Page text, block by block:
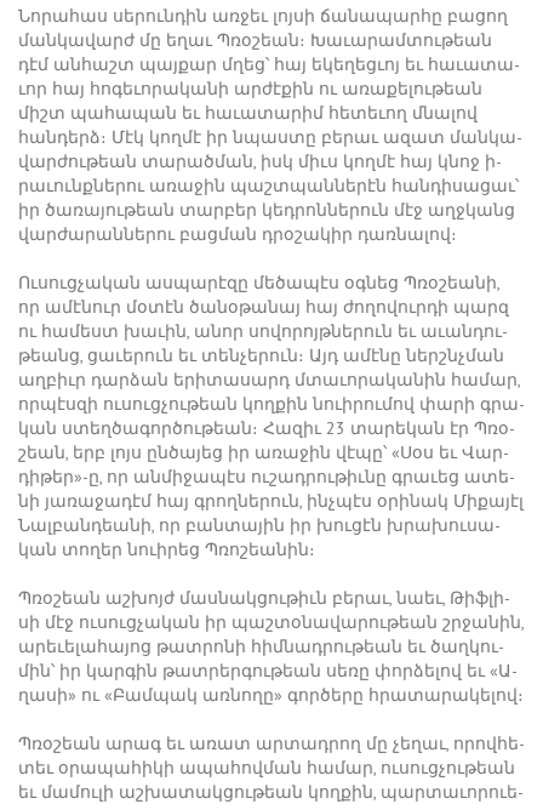
Նո­րա­հաս սե­րուն­դին առ­ջեւ լոյ­սի ճա­նա­պար­հը բա­ցող
ման­կա­վարժ մը ե­ղաւ Պ­ռօ­շեան։ Խա­ւա­րամ­տու­թեան
դէմ ան­հաշտ պայ­քար մղեց՝ հայ ե­կե­ղեց­ւոյ եւ հա­ւա­տա­
ւոր հայ հո­գե­ւո­րա­կա­նի ար­ժէ­քին ու ա­ռա­քե­լու­թեան
միշտ պա­հա­պան եւ հա­ւա­տա­րիմ հե­տե­ւող մնա­լով
հան­դերձ։ ­Մէկ կող­մէ իր նպաս­տը բե­րաւ ա­զատ ման­կա­
վար­ժու­թեան տա­րած­ման, իսկ միւս կող­մէ հայ կնոջ ի­
րա­ւունք­նե­րու ա­ռա­ջին պաշտ­պան­նե­րէն հան­դի­սա­ցաւ՝
իր ծա­ռա­յու­թեան տար­բեր կեդ­րոն­նե­րուն մէջ աղջ­կանց
վար­ժա­րան­նե­րու բաց­ման դրօ­շա­կիր դառ­նա­լով։
Ու­սուց­չա­կան աս­պա­րէ­զը մե­ծա­պէս օգ­նեց Պ­ռօ­շեա­նի,
որ ա­մէ­նուր մօ­տէն ծա­նօ­թա­նայ հայ ժո­ղո­վուր­դի պարզ
ու հա­մեստ խա­ւին, ա­նոր սո­վո­րոյթ­նե­րուն եւ ա­ւան­դու­
թեանց, ցա­ւե­րուն եւ տեն­չե­րուն։ Այդ ա­մէ­նը ներշնչ­ման
աղ­բիւր դար­ձան ե­րի­տա­սարդ մտա­ւո­րա­կա­նին հա­մար,
որ­պէս­զի ու­սուց­չու­թեան կող­քին նո­ւի­րու­մով փա­րի գրա­
կան ստեղ­ծա­գոր­ծու­թեան։ ­Հա­զիւ 23 տա­րե­կան էր Պ­ռօ­
շեան, երբ լոյս ըն­ծա­յեց իր ա­ռա­ջին վէ­պը՝ «­Սօս եւ ­Վար­
դի­թեր»-ը, որ ան­մի­ջա­պէս ու­շադ­րու­թիւ­նը գրա­ւեց ա­տե­
նի յա­ռա­ջա­դէմ հայ գրող­նե­րուն, ինչ­պէս օ­րի­նակ Մի­քա­յէլ
­Նալ­բան­դեա­նի, որ բան­տա­յին իր խու­ցէն խրա­խու­սա­
կան տո­ղեր նուի­րեց Պ­ռո­շեա­նին։
Պ­ռօ­շեան աշ­խոյժ մաս­նակ­ցու­թիւն բե­րաւ, նաեւ, ­Թիֆ­լի­
սի մէջ ու­սուց­չա­կան իր պաշ­տօ­նա­վա­րու­թեան շրջա­նին,
ա­րե­ւե­լա­հա­յոց թատ­րո­նի հիմ­նադ­րու­թեան եւ ծաղ­կու­
մին՝ իր կար­գին թատ­րեր­գու­թեան սե­ռը փոր­ձե­լով եւ «Ա­
ղա­սի» ու «­Բամ­պակ առ­նո­ղը» գոր­ծե­րը հրա­տա­րա­կե­լով։
Պ­ռօ­շեան ա­րագ եւ ա­ռատ ար­տադ­րող մը չե­ղաւ, ո­րով­հե­
տեւ օ­րա­պա­հի­կի ա­պա­հով­ման հա­մար, ու­սուց­չու­թեան
եւ մա­մու­լի աշ­խա­տակ­ցու­թեան կող­քին, պար­տա­ւո­րո­ւե­